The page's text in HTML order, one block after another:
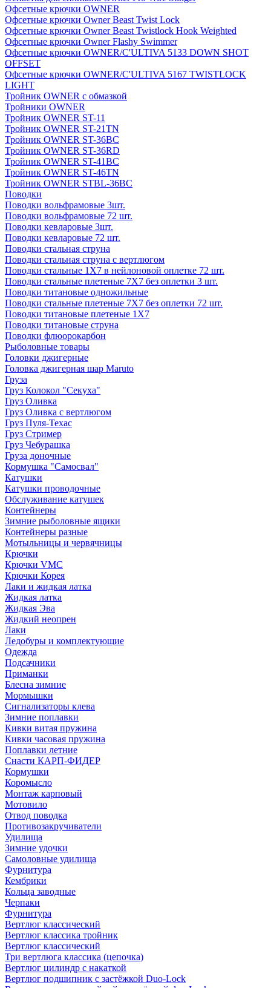
Офсетные крючки OWNER
Офсетные крючки Owner Beast Twist Lock
Офсетные крючки Owner Beast Twistlock Hook Weighted
Офсетные крючки Owner Flashy Swimmer
Офсетные крючки OWNER/C'ULTIVA 5133 DOWN SHOT
OFFSET
Офсетные крючки OWNER/C'ULTIVA 5167 TWISTLOCK
LIGHT
Тройник OWNER с обмазкой
Тройники OWNER
Тройник OWNER ST-11
Тройник OWNER ST-21TN
Тройник OWNER ST-36BC
Тройник OWNER ST-36RD
Тройник OWNER ST-41BC
Тройник OWNER ST-46TN
Тройник OWNER STBL-36BC
Поводки
Поводки вольфрамовые 3шт.
Поводки вольфрамовые 72 шт.
Поводки кевларовые 3шт.
Поводки кевларовые 72 шт.
Поводки стальная струна
Поводки стальная струна с вертлюгом
Поводки стальные 1X7 в нейлоновой оплетке 72 шт.
Поводки стальные плетеные 7X7 без оплетки 3 шт.
Поводки титановые одножильные
Поводки стальные плетеные 7X7 без оплетки 72 шт.
Поводки титановые плетеные 1X7
Поводки титановые струна
Поводки флюорокарбон
Рыболовные товары
Головки джигерные
Головка джигерная шар Maruto
Груза
Груз Колокол "Секуха"
Груз Оливка
Груз Оливка с вертлюгом
Груз Пуля-Техас
Груз Стример
Груз Чебурашка
Груза доночные
Кормушка "Самосвал"
Катушки
Катушки проводочные
Обслуживание катушек
Контейнеры
Зимние рыболовные ящики
Контейнеры разные
Мотыльницы и червячницы
Крючки
Крючки VMC
Крючки Корея
Лаки и жидкая латка
Жидкая латка
Жидкая Эва
Жидкий неопрен
Лаки
Ледобуры и комплектующие
Одежда
Подсачники
Приманки
Блесна зимние
Мормышки
Сигнализаторы клева
Зимние поплавки
Кивки витая пружина
Кивки часовая пружина
Поплавки летние
Снасти КАРП-ФИДЕР
Кормушки
Коромысло
Монтаж карповый
Мотовило
Отвод поводка
Противозакручиватели
Удилища
Зимние удочки
Самоловные удилища
Фурнитура
Кембрики
Кольца заводные
Черпаки
Фурнитура
Вертлюг классический
Вертлюг классика тройник
Вертлюг классический
Три вертлюга классика (цепочка)
Вертлюг цилиндр с накаткой
Вертлюг подшипник с застёжкой Duo-Lock